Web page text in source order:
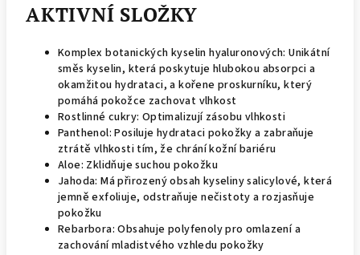
AKTIVNÍ SLOŽKY
Komplex botanických kyselin hyaluronových: Unikátní
směs kyselin, která poskytuje hlubokou absorpci a
okamžitou hydrataci, a kořene proskurníku, který
pomáhá pokožce zachovat vlhkost
Rostlinné cukry: Optimalizují zásobu vlhkosti
Panthenol: Posiluje hydrataci pokožky a zabraňuje
ztrátě vlhkosti tím, že chrání kožní bariéru
Aloe: Zklidňuje suchou pokožku
Jahoda: Má přirozený obsah kyseliny salicylové, která
jemně exfoliuje, odstraňuje nečistoty a rozjasňuje
pokožku
Rebarbora: Obsahuje polyfenoly pro omlazení a
zachování mladistvého vzhledu pokožky